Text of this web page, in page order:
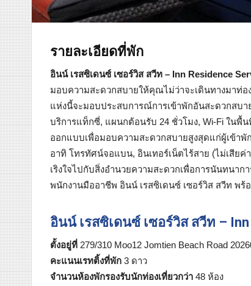
รายละเอียดที่พัก
อินน์ เรสซิเดนซ์ เซอร์วิส สวีท – Inn Residence
มอบความสะดวกสบายให้คุณไม่ว่าจะเดินทางมาท่
แห่งนี้จะมอบประสบการณ์การเข้าพักอันสะดวกสบา
บริการแท็กซี่, แผนกต้อนรับ 24 ชั่วโมง, Wi-Fi ในพื้
ออกแบบเพื่อมอบความสะดวกสบายสูงสุดแก่ผู้เข้า
อาทิ โทรทัศน์จอแบน, อินเทอร์เน็ตไร้สาย (ไม่เสีย
เริงใจไปกับสิ่งอำนวยความสะดวกเพื่อการนันทนาก
พนักงานมืออาชีพ อินน์ เรสซิเดนซ์ เซอร์วิส สวีท พ
อินน์ เรสซิเดนซ์ เซอร์วิส สวีท –
ตั้งอยู่ที่ 279/310 Moo12 Jomtien Beach Road
คะแนนเรทติ้งที่พัก 3 ดาว
จำนวนห้องพักรองรับนักท่องเที่ยวกว่า 48 ห้อง